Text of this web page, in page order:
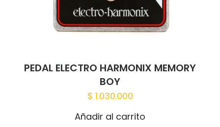
PEDAL ELECTRO HARMONIX MEMORY
BOY
$ 1.030.000
Añadir al carrito